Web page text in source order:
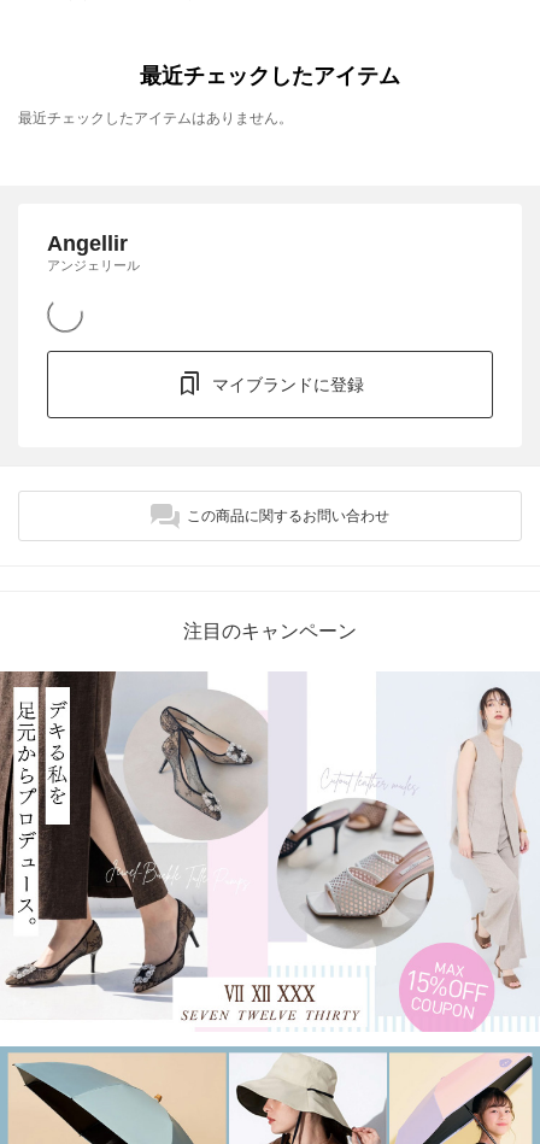
最近チェックしたアイテム
最近チェックしたアイテムはありません。
Angellir
アンジェリール
マイブランドに登録
この商品に関するお問い合わせ
注目のキャンペーン